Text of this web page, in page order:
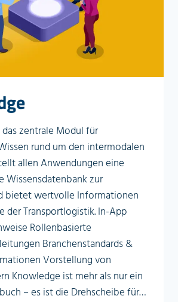
zentrale Modul für
rund um den intermodalen
allen Anwendungen eine
Wissensdatenbank zur
bietet wertvolle Informationen
der Transportlogistik. In-App
Rollenbasierte
Branchenstandards &
Vorstellung von
Knowledge ist mehr als nur ein
– es ist die Drehscheibe für…